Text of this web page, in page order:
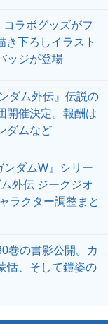
コラボグッズがフ
き下ろしイラスト
ッジが登場
ダム外伝』伝説の
開催決定。報酬は
ダムなど
ンダムW』シリー
外伝 ジークジオ
ラクター調整まと
巻の書影公開。カ
恬、そして鎧姿の